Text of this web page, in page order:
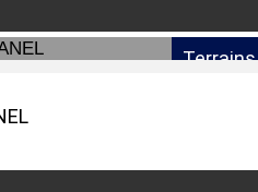
Terrains